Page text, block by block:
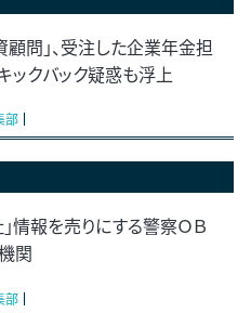
顧問」、受注した企業年金担
ックバック疑惑も浮上
部
」情報を売りにする警察ＯＢ
関
部